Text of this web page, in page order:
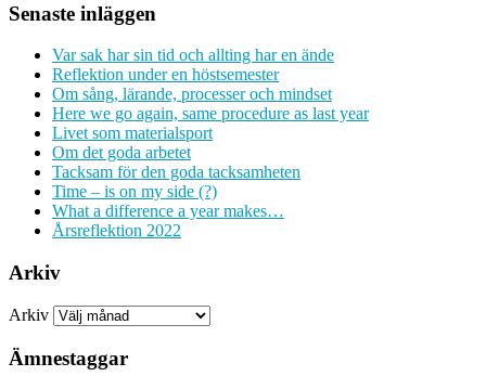
Senaste inläggen
Var sak har sin tid och allting har en ände
Reflektion under en höstsemester
Om sång, lärande, processer och mindset
Here we go again, same procedure as last year
Livet som materialsport
Om det goda arbetet
Tacksam för den goda tacksamheten
Time – is on my side (?)
What a difference a year makes…
Årsreflektion 2022
Arkiv
Arkiv
Ämnestaggar